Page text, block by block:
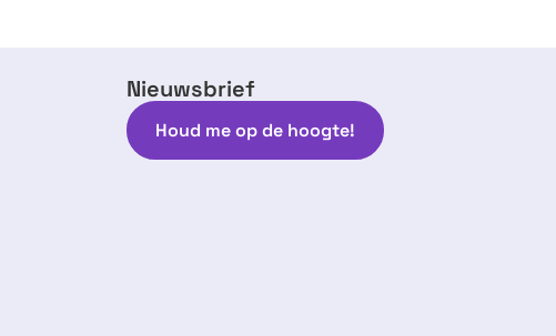
Nieuwsbrief
Houd me op de hoogte!